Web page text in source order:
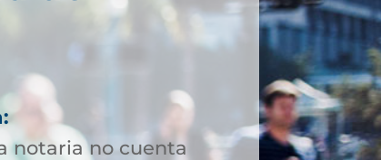
notaria no cuenta